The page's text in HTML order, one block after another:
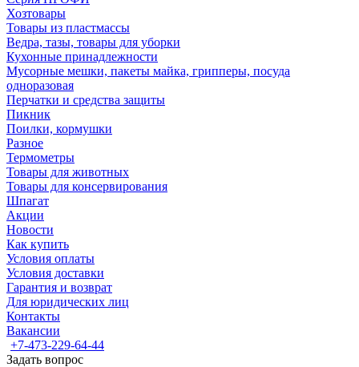
Хозтовары
Товары из пластмассы
Ведра, тазы, товары для уборки
Кухонные принадлежности
Мусорные мешки, пакеты майка, грипперы, посуда
одноразовая
Перчатки и средства защиты
Пикник
Поилки, кормушки
Разное
Термометры
Товары для животных
Товары для консервирования
Шпагат
Акции
Новости
Как купить
Условия оплаты
Условия доставки
Гарантия и возврат
Для юридических лиц
Контакты
Вакансии
+7-473-229-64-44
Задать вопрос